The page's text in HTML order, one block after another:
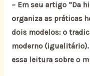
– Em seu artigo “Da
organiza as práticas
dois modelos: o
moderno (igualitário).
essa leitura sobre o